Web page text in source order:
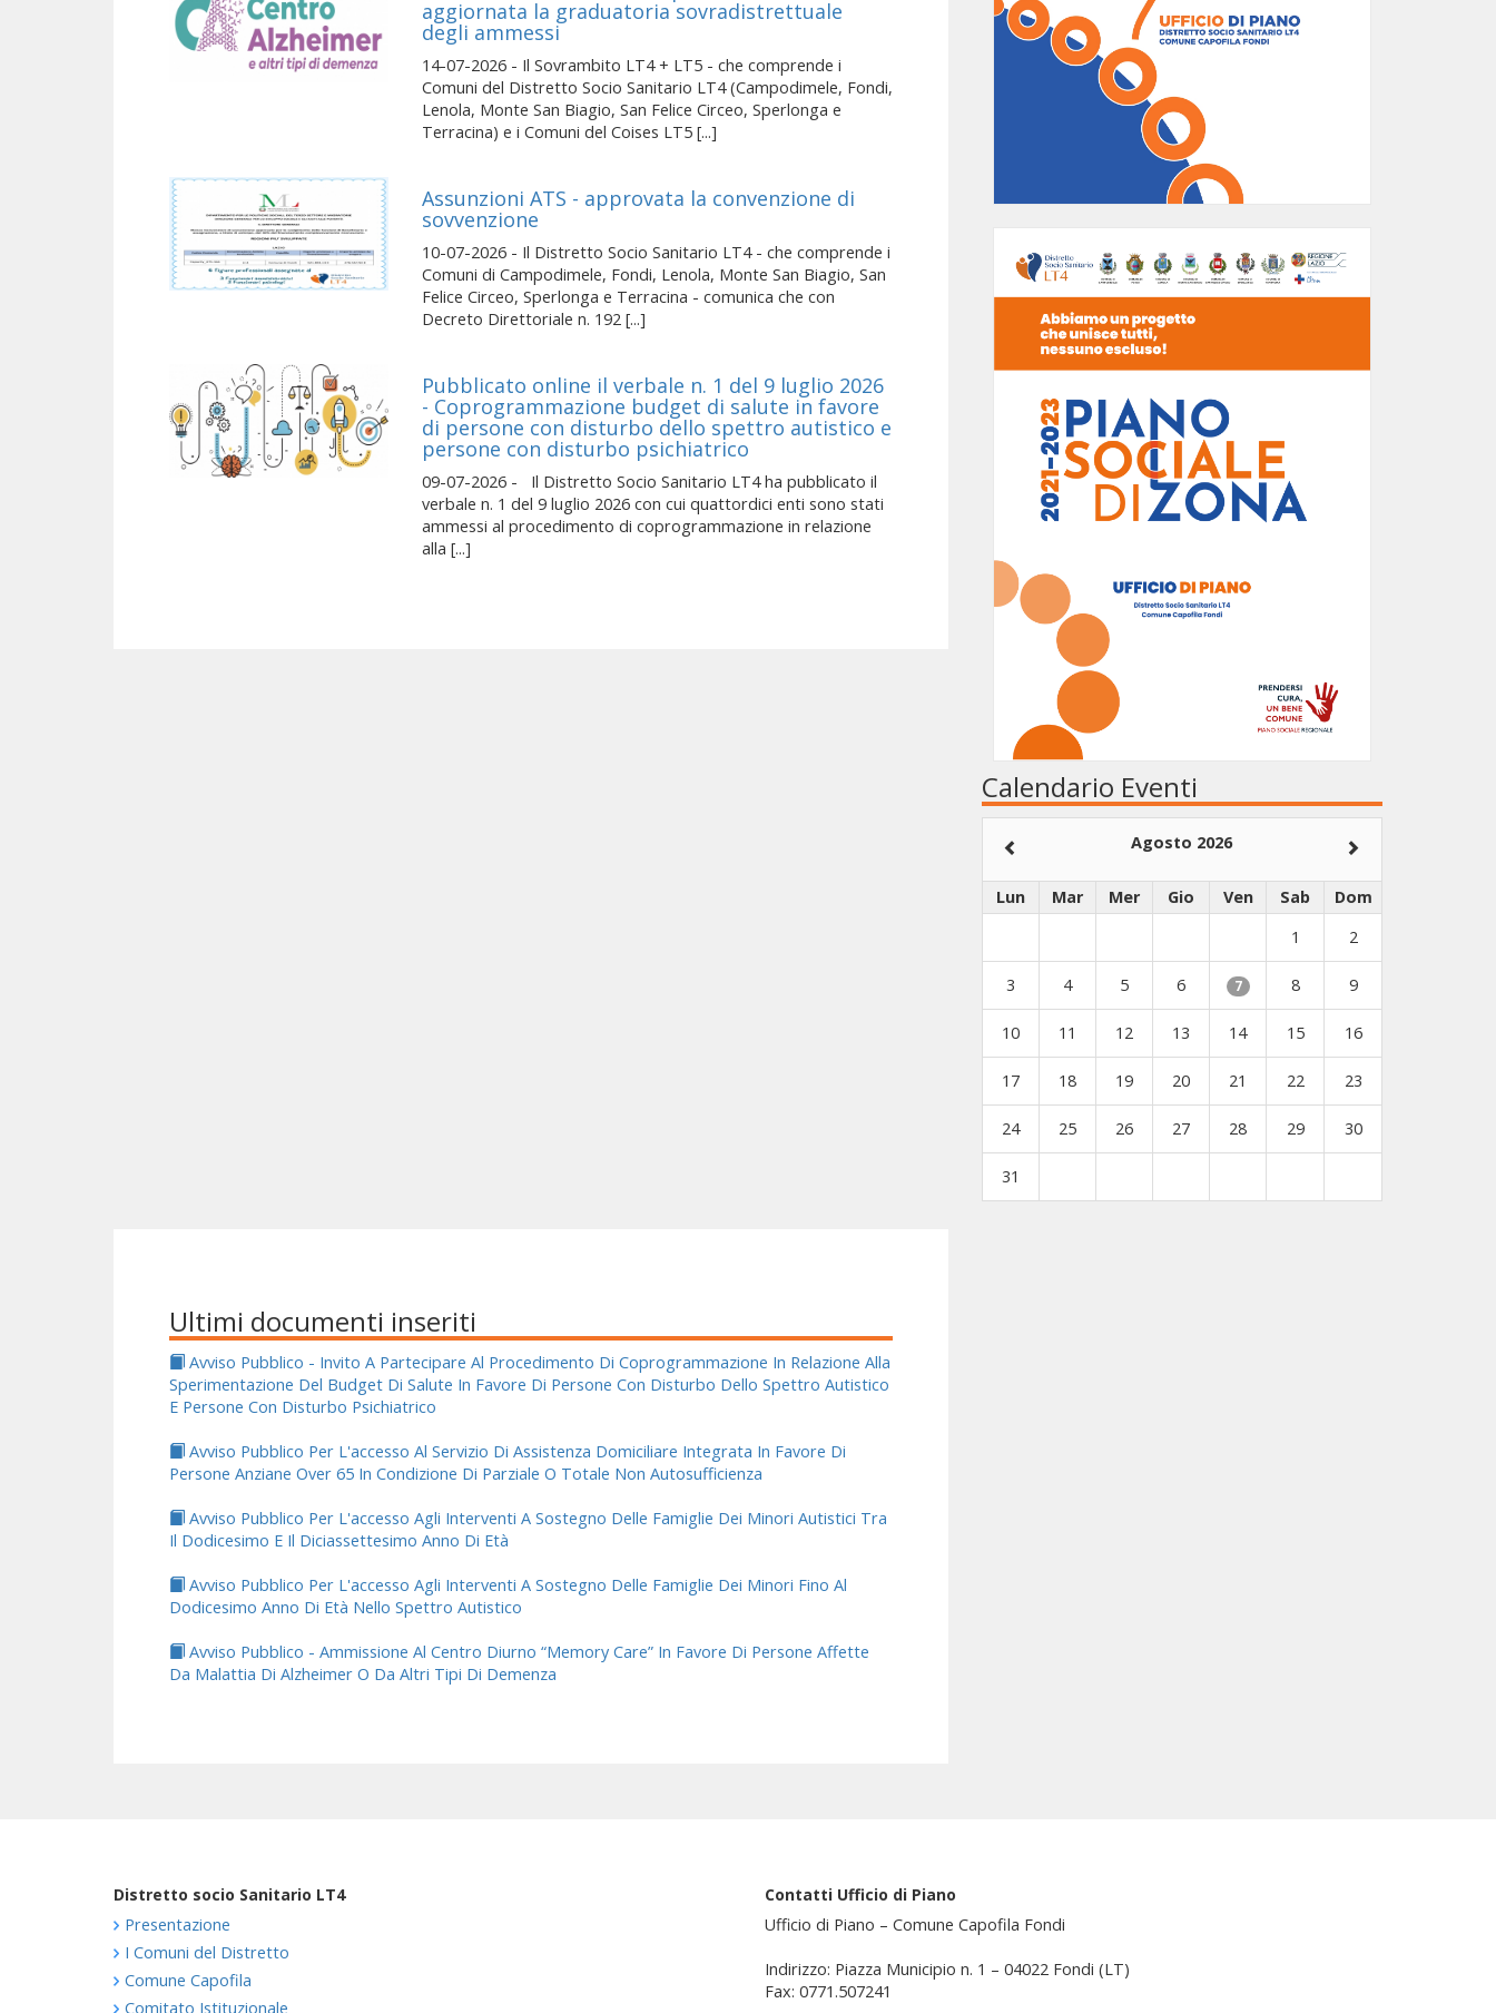
aggiornata la graduatoria sovradistrettuale
degli ammessi
14-07-2026 - Il Sovrambito LT4 + LT5 - che comprende i
Comuni del Distretto Socio Sanitario LT4 (Campodimele, Fondi,
Lenola, Monte San Biagio, San Felice Circeo, Sperlonga e
Terracina) e i Comuni del Coises LT5 [...]
Assunzioni ATS - approvata la convenzione di
sovvenzione
10-07-2026 - Il Distretto Socio Sanitario LT4 - che comprende i
Comuni di Campodimele, Fondi, Lenola, Monte San Biagio, San
Felice Circeo, Sperlonga e Terracina - comunica che con
Decreto Direttoriale n. 192 [...]
Pubblicato online il verbale n. 1 del 9 luglio 2026
- Coprogrammazione budget di salute in favore
di persone con disturbo dello spettro autistico e
persone con disturbo psichiatrico
09-07-2026 - Il Distretto Socio Sanitario LT4 ha pubblicato il
verbale n. 1 del 9 luglio 2026 con cui quattordici enti sono stati
ammessi al procedimento di coprogrammazione in relazione
alla [...]
Calendario Eventi
Agosto 2026
Lun Mar Mer Gio Ven Sab
Dom
1
2
3 4 5 6 7 8 9
10 11 12 13 14 15 16
17 18 19 20 21 22 23
24 25 26 27 28 29 30
31
Ultimi documenti inseriti
Avviso Pubblico - Invito A Partecipare Al Procedimento Di Coprogrammazione In Relazione Alla
Sperimentazione Del Budget Di Salute In Favore Di Persone Con Disturbo Dello Spettro Autistico
E Persone Con Disturbo Psichiatrico
Avviso Pubblico Per L'accesso Al Servizio Di Assistenza Domiciliare Integrata In Favore Di
Persone Anziane Over 65 In Condizione Di Parziale O Totale Non Autosufficienza
Avviso Pubblico Per L'accesso Agli Interventi A Sostegno Delle Famiglie Dei Minori Autistici Tra
Il Dodicesimo E Il Diciassettesimo Anno Di Età
Avviso Pubblico Per L'accesso Agli Interventi A Sostegno Delle Famiglie Dei Minori Fino Al
Dodicesimo Anno Di Età Nello Spettro Autistico
Avviso Pubblico - Ammissione Al Centro Diurno “Memory Care” In Favore Di Persone Affette
Da Malattia Di Alzheimer O Da Altri Tipi Di Demenza
Distretto socio Sanitario LT4
Presentazione
I Comuni del Distretto
Comune Capofila
Comitato Istituzionale
Contatti Ufficio di Piano
Ufficio di Piano – Comune Capofila Fondi
Indirizzo: Piazza Municipio n. 1 – 04022 Fondi (LT)
Fax: 0771.507241